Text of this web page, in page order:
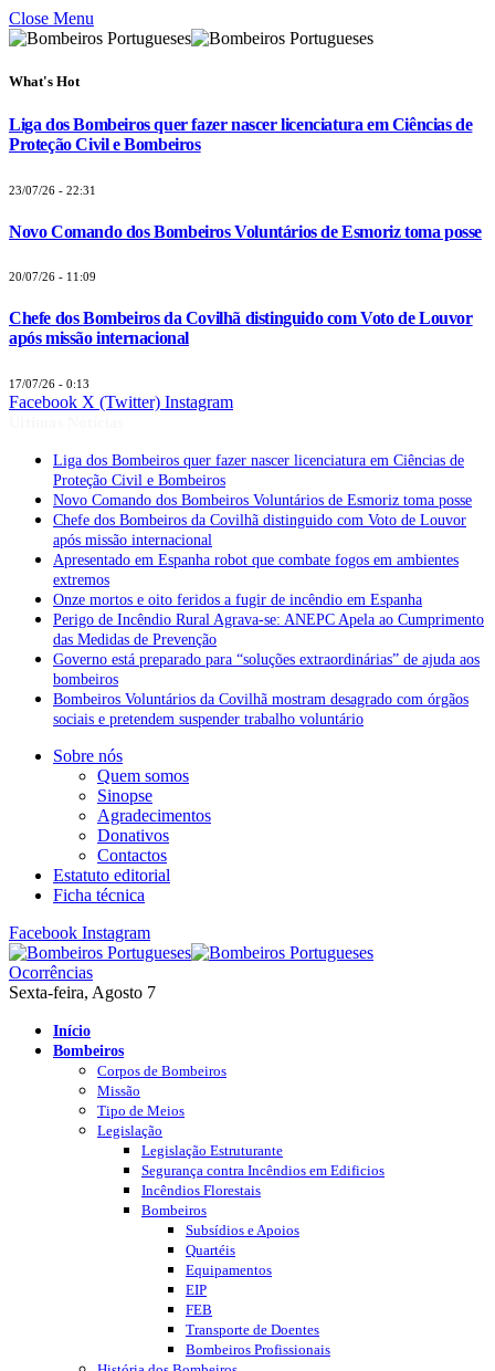
Close Menu
What's Hot
Liga dos Bombeiros quer fazer nascer licenciatura em Ciências de
Proteção Civil e Bombeiros
23/07/26 - 22:31
Novo Comando dos Bombeiros Voluntários de Esmoriz toma posse
20/07/26 - 11:09
Chefe dos Bombeiros da Covilhã distinguido com Voto de Louvor
após missão internacional
17/07/26 - 0:13
Facebook X (Twitter) Instagram
Liga dos Bombeiros quer fazer nascer licenciatura em Ciências de
Proteção Civil e Bombeiros
Novo Comando dos Bombeiros Voluntários de Esmoriz toma posse
Chefe dos Bombeiros da Covilhã distinguido com Voto de Louvor
após missão internacional
Apresentado em Espanha robot que combate fogos em ambientes
extremos
Onze mortos e oito feridos a fugir de incêndio em Espanha
Perigo de Incêndio Rural Agrava-se: ANEPC Apela ao Cumprimento
das Medidas de Prevenção
Governo está preparado para “soluções extraordinárias” de ajuda aos
bombeiros
Bombeiros Voluntários da Covilhã mostram desagrado com órgãos
sociais e pretendem suspender trabalho voluntário
Sobre nós
Quem somos
Sinopse
Agradecimentos
Donativos
Contactos
Estatuto editorial
Ficha técnica
Facebook Instagram
Ocorrências
Sexta-feira, Agosto 7
Início
Bombeiros
Corpos de Bombeiros
Missão
Tipo de Meios
Legislação
Legislação Estruturante
Segurança contra Incêndios em Edificios
Incêndios Florestais
Bombeiros
Subsídios e Apoios
Quartéis
Equipamentos
EIP
FEB
Transporte de Doentes
Bombeiros Profissionais